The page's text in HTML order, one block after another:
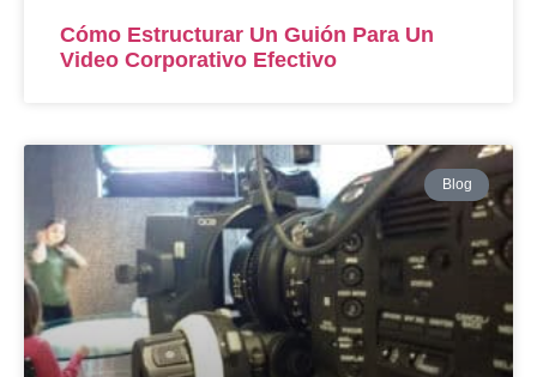
Cómo Estructurar Un Guión Para Un
Video Corporativo Efectivo
Blog